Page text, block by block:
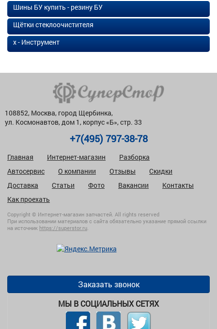
Шины БУ купить - резину БУ
Щётки стеклоочистителя
х - Инструмент
108852, Москва, город Щербинка,
ул. Космонавтов, дом 1, корпус «Б», стр. 33
+7(495) 797-38-78
Главная Интернет-магазин
Разборка
Автосервис
О компании Отзывы
Скидки
Доставка
Статьи Фото Вакансии
Контакты
Как проехать
Copyright © Интернет-магазин запчастей. All rights reserved
При использовании материалов с сайта обязательно указание прямой ссылки
на источник https://superstor.ru.
Заказать звонок
МЫ В СОЦИАЛЬНЫХ СЕТЯХ